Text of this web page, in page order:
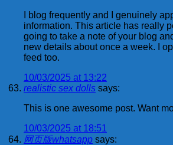
I blog frequently and I genuinely
information. This article has really
going to take a note of your blog
new details about once a week. I
feed too.
10/03/2025 at 13:22
realistic sex dolls says:
This is one awesome post. Want
10/03/2025 at 18:51
网页版whatsapp says: